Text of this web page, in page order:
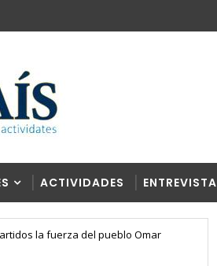
ACTIVIDADES ENTREVISTA
la fuerza del pueblo Omar